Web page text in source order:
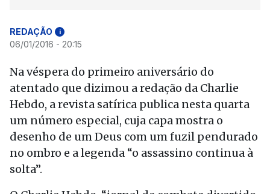
REDAÇÃO i
06/01/2016 - 20:15
Na véspera do primeiro aniversário do
atentado que dizimou a redação da Charlie
Hebdo, a revista satírica publica nesta quarta
um número especial, cuja capa mostra o
desenho de um Deus com um fuzil pendurado
no ombro e a legenda “o assassino continua à
solta”.